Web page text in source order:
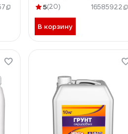
OPG000
5(20) 16585922
В корзину